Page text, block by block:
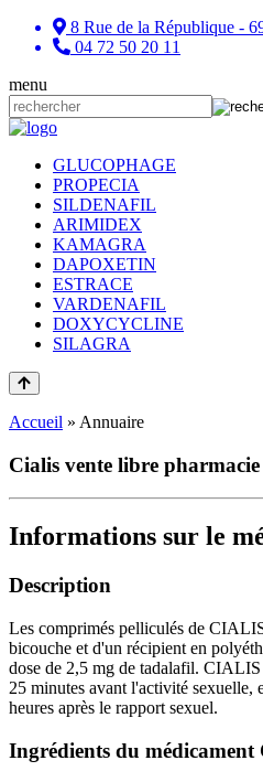
8 Rue de la République -
04 72 50 20 11
menu
GLUCOPHAGE
PROPECIA
SILDENAFIL
ARIMIDEX
KAMAGRA
DAPOXETIN
ESTRACE
VARDENAFIL
DOXYCYCLINE
SILAGRA
Accueil » Annuaire
Cialis vente libre pharmacie
Informations sur le
Description
Les comprimés pelliculés de
bicouche et d'un récipient en
dose de 2,5 mg de tadalafil.
25 minutes avant l'activité sexuelle,
heures après le rapport sexuel.
Ingrédients du